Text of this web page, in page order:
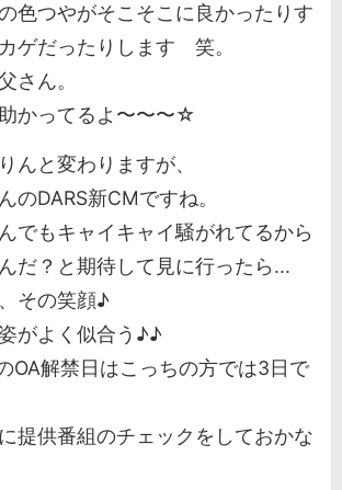
色つやがそこそこに良かったりす
ゲだったりします 笑。
さん。
かってるよ〜〜〜☆
んと変わりますが、
のDARS新CMですね。
でもキャイキャイ騒がれてるから
だ？と期待して見に行ったら...
その笑顔♪
がよく似合う♪♪
OA解禁日はこっちの方では3日で
提供番組のチェックをしておかな